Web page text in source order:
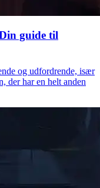
guide til
og udfordrende, især
der har en helt anden